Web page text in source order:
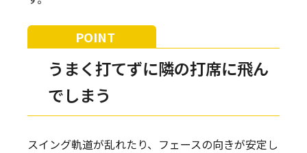
うまく打てずに隣の打席に飛ん
でしまう
スイング軌道が乱れたり、フェースの向きが安定し